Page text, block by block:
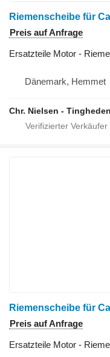
Riemenscheibe für
Preis auf Anfrage
Ersatzteile Motor -
Dänemark, Hemmet
Chr. Nielsen -
Riemenscheibe für
Preis auf Anfrage
Ersatzteile Motor -